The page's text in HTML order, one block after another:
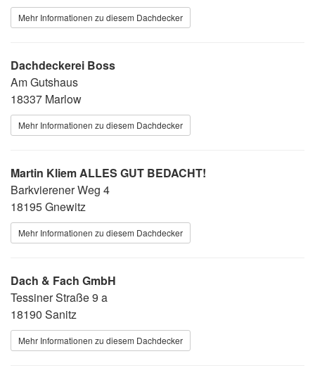
Mehr Informationen zu diesem Dachdecker
Dachdeckerei Boss
Am Gutshaus
18337 Marlow
Mehr Informationen zu diesem Dachdecker
Martin Kliem ALLES GUT BEDACHT!
Barkvierener Weg 4
18195 Gnewitz
Mehr Informationen zu diesem Dachdecker
Dach & Fach GmbH
Tessiner Straße 9 a
18190 Sanitz
Mehr Informationen zu diesem Dachdecker